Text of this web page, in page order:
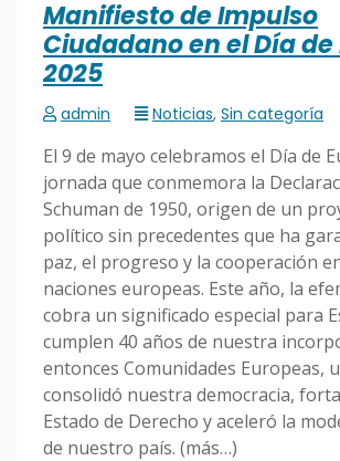
Manifiesto de Impulso
Ciudadano en el Día de
2025
admin Noticias, Sin categoría
El 9 de mayo celebramos el Día de
jornada que conmemora la
Schuman de 1950, origen de un
político sin precedentes que ha
paz, el progreso y la cooperación
naciones europeas. Este año, la
cobra un significado especial para
cumplen 40 años de nuestra
entonces Comunidades Europeas,
consolidó nuestra democracia,
Estado de Derecho y aceleró la
de nuestro país. (más…)